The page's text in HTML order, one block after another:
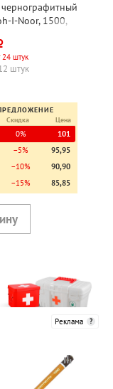
I-Noor, 1500,
24 штук
штук
Скидка Цена
0%
101
−5%
95,95
−10%
90,90
−15% 85,85
Реклама